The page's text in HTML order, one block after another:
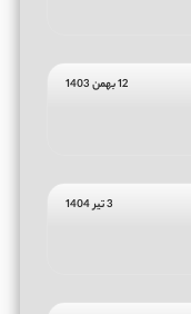
12 بهمن 1403
3 تیر 1404